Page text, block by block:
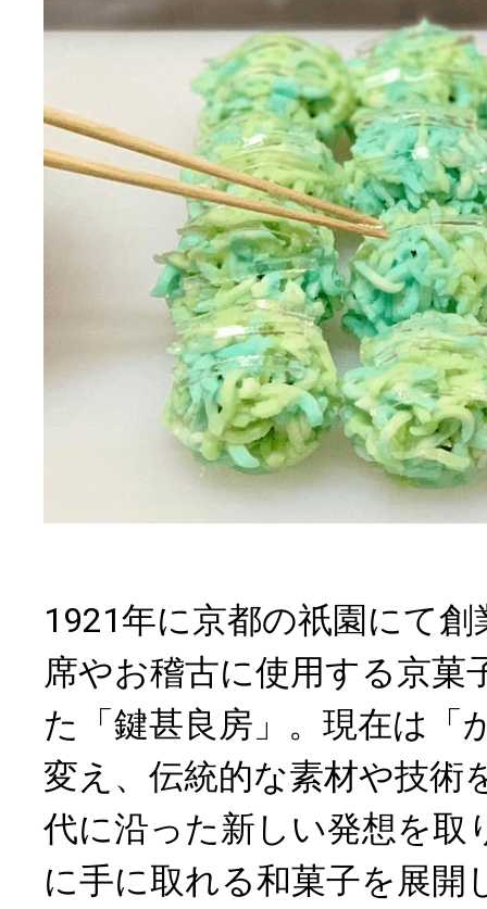
1921年に京都の祇園にて
席やお稽古に使用する京菓
た「鍵甚良房」。現在は「
変え、伝統的な素材や技術
代に沿った新しい発想を取
に手に取れる和菓子を展開